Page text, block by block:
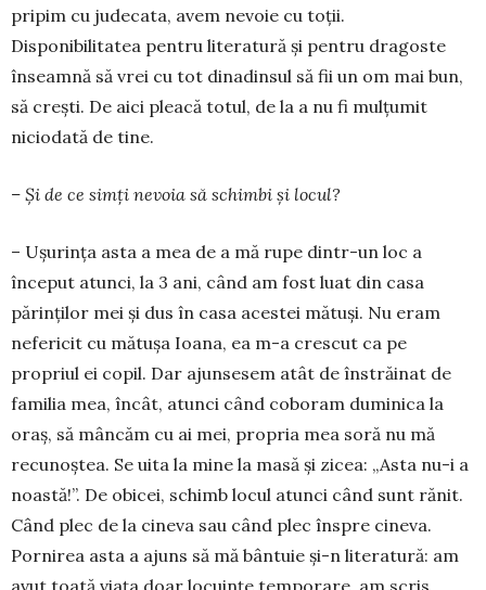
pripim cu jude­cata, avem nevoie cu toții.
Disponibilitatea pentru literatură și pentru dragoste
înseamnă să vrei cu tot dinadinsul să fii un om mai bun,
să crești. De aici pleacă totul, de la a nu fi mulțumit
niciodată de tine.
– Și de ce simți nevoia să schimbi și locul?
– Ușurința asta a mea de a mă rupe dintr-un loc a
început atunci, la 3 ani, când am fost luat din casa
părinților mei și dus în casa acestei mătuși. Nu eram
nefericit cu mătușa Ioana, ea m-a crescut ca pe
propriul ei copil. Dar ajunsesem atât de înstrăinat de
familia mea, încât, atunci când coboram dumi­nica la
oraș, să mâncăm cu ai mei, propria mea soră nu mă
recunoștea. Se uita la mine la masă și zicea: „Asta nu-i a
noastă!”. De obicei, schimb locul atunci când sunt rănit.
Când plec de la cineva sau când plec înspre cineva.
Pornirea asta a ajuns să mă bân­tuie și-n literatură: am
avut toată viața doar lo­cuințe temporare, am scris